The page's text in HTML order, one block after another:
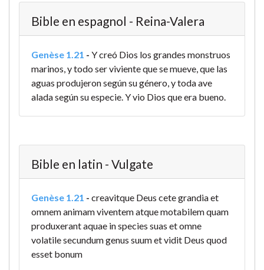
Bible en espagnol - Reina-Valera
Genèse 1.21 - Y creó Dios los grandes monstruos
marinos, y todo ser viviente que se mueve, que las
aguas produjeron según su género, y toda ave
alada según su especie. Y vio Dios que era bueno.
Bible en latin - Vulgate
Genèse 1.21 - creavitque Deus cete grandia et
omnem animam viventem atque motabilem quam
produxerant aquae in species suas et omne
volatile secundum genus suum et vidit Deus quod
esset bonum